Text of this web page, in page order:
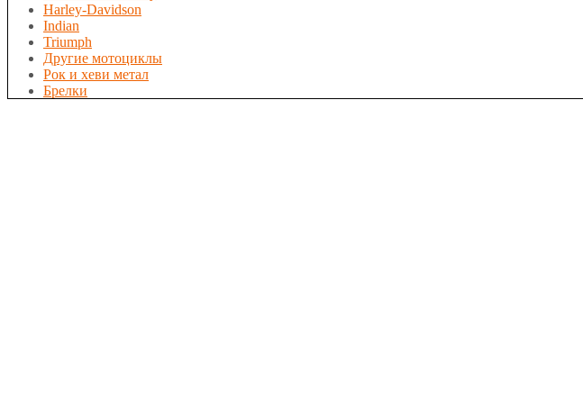
Harley-Davidson
Indian
Triumph
Другие мотоциклы
Рок и хеви метал
Брелки